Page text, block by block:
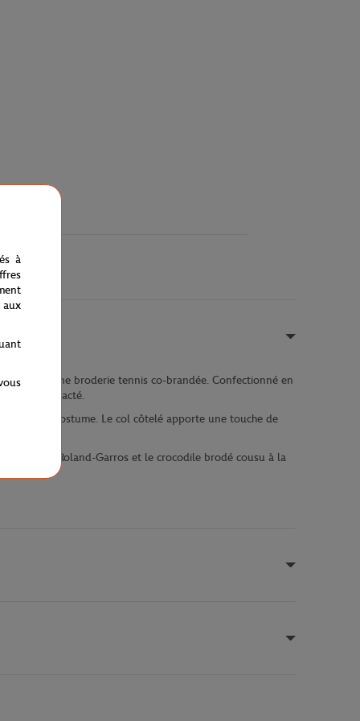
d'une broderie tennis co-brandée. Confectionné en
et décontracté.
de costume. Le col côtelé apporte une touche de
Le logo Roland-Garros et le crocodile brodé cousu à la
à
aux